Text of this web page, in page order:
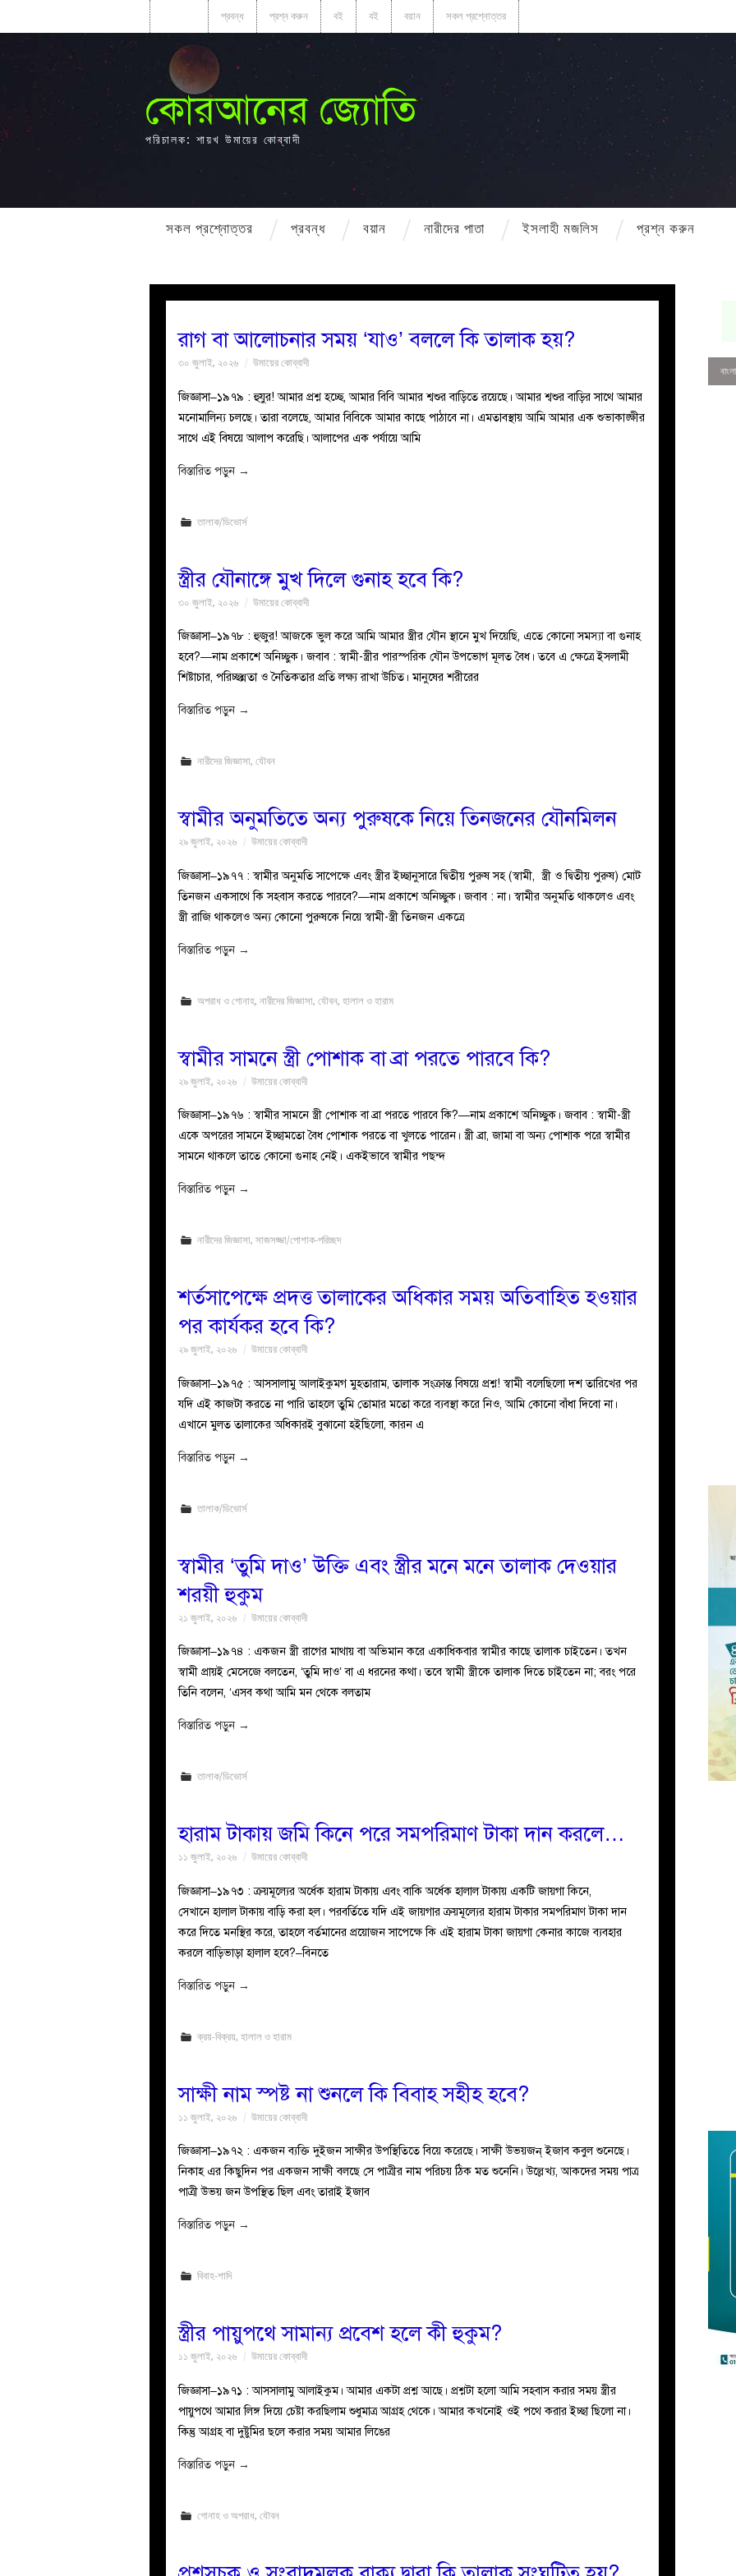
প্রবন্ধ প্রশ্ন করুন বই বই বয়ান সকল প্রশ্নোত্তর
কোরআনের জ্যোতি
পরিচালক: শায়খ উমায়ের কোব্বাদী
সকল প্রশ্নোত্তর প্রবন্ধ বয়ান নারীদের পাতা ইসলাহী মজলিস প্রশ্ন করুন
রাগ বা আলোচনার সময় ‘যাও’ বললে কি তালাক হয়?
৩০ জুলাই, ২০২৬ উমায়ের কোব্বাদী
জিজ্ঞাসা–১৯৭৯ : হুযুর! আমার প্রশ্ন হচ্ছে, আমার বিবি আমার শ্বশুর বাড়িতে রয়েছে। আমার শ্বশুর বাড়ির সাথে আমার
মনোমালিন্য চলছে। তারা বলেছে, আমার বিবিকে আমার কাছে পাঠাবে না। এমতাবস্থায় আমি আমার এক শুভাকাঙ্ক্ষীর
সাথে এই বিষয়ে আলাপ করেছি। আলাপের এক পর্যায়ে আমি
বিস্তারিত পড়ুন →
তালাক/ডিভোর্স
স্ত্রীর যৌনাঙ্গে মুখ দিলে গুনাহ হবে কি?
৩০ জুলাই, ২০২৬ উমায়ের কোব্বাদী
জিজ্ঞাসা–১৯৭৮ : হুজুর! আজকে ভুল করে আমি আমার স্ত্রীর যৌন স্থানে মুখ দিয়েছি, এতে কোনো সমস্যা বা গুনাহ
হবে?—নাম প্রকাশে অনিচ্ছুক। ‎‎জবাব : স্বামী-স্ত্রীর পারস্পরিক যৌন উপভোগ মূলত বৈধ। তবে এ ক্ষেত্রে ইসলামী
শিষ্টাচার, পরিচ্ছন্নতা ও নৈতিকতার প্রতি লক্ষ্য রাখা উচিত। মানুষের শরীরের
বিস্তারিত পড়ুন →
নারীদের জিজ্ঞাসা,যৌবন
স্বামীর অনুমতিতে অন্য পুরুষকে নিয়ে তিনজনের যৌনমিলন
২৯ জুলাই, ২০২৬ উমায়ের কোব্বাদী
জিজ্ঞাসা–১৯৭৭ : স্বামীর অনুমতি সাপেক্ষে এবং স্ত্রীর ইচ্ছানুসারে দ্বিতীয় পুরুষ সহ (স্বামী, স্ত্রী ও দ্বিতীয় পুরুষ) মোট
তিনজন একসাথে কি সহবাস করতে পারবে?—নাম প্রকাশে অনিচ্ছুক। ‎‎জবাব : না। স্বামীর অনুমতি থাকলেও এবং
স্ত্রী রাজি থাকলেও অন্য কোনো পুরুষকে নিয়ে স্বামী-স্ত্রী তিনজন একত্রে
বিস্তারিত পড়ুন →
অপরাধ ও গোনাহ,নারীদের জিজ্ঞাসা,যৌবন,হালাল ও হারাম
স্বামীর সামনে স্ত্রী পোশাক বা ব্রা পরতে পারবে কি?
২৯ জুলাই, ২০২৬ উমায়ের কোব্বাদী
জিজ্ঞাসা–১৯৭৬ : স্বামীর সামনে স্ত্রী পোশাক বা ব্রা পরতে পারবে কি?—নাম প্রকাশে অনিচ্ছুক। ‎‎জবাব : স্বামী-স্ত্রী
একে অপরের সামনে ইচ্ছামতো বৈধ পোশাক পরতে বা খুলতে পারেন। স্ত্রী ব্রা, জামা বা অন্য পোশাক পরে স্বামীর
সামনে থাকলে তাতে কোনো গুনাহ নেই। একইভাবে স্বামীর পছন্দ
বিস্তারিত পড়ুন →
নারীদের জিজ্ঞাসা,সাজসজ্জা/পোশাক-পরিচ্ছদ
শর্তসাপেক্ষে প্রদত্ত তালাকের অধিকার সময় অতিবাহিত হওয়ার
পর কার্যকর হবে কি?
২৯ জুলাই, ২০২৬ উমায়ের কোব্বাদী
জিজ্ঞাসা–১৯৭৫ : আসসালামু আলাইকুমগ মুহতারাম, তালাক সংক্রান্ত বিষয়ে প্রশ্ন! স্বামী বলেছিলো দশ তারিখের পর
যদি এই কাজটা করতে না পারি তাহলে তুমি তোমার মতো করে ব্যবস্থা করে নিও, আমি কোনো বাঁধা দিবো না।
এখানে মুলত তালাকের অধিকারই বুঝানো হইছিলো, কারন এ
বিস্তারিত পড়ুন →
তালাক/ডিভোর্স
স্বামীর ‘তুমি দাও’ উক্তি এবং স্ত্রীর মনে মনে তালাক দেওয়ার
শরয়ী হুকুম
২১ জুলাই, ২০২৬ উমায়ের কোব্বাদী
জিজ্ঞাসা–১৯৭৪ : একজন স্ত্রী রাগের মাথায় বা অভিমান করে একাধিকবার স্বামীর কাছে তালাক চাইতেন। তখন
স্বামী প্রায়ই মেসেজে বলতেন, ‘তুমি দাও’ বা এ ধরনের কথা। তবে স্বামী স্ত্রীকে তালাক দিতে চাইতেন না; বরং পরে
তিনি বলেন, ‘এসব কথা আমি মন থেকে বলতাম
বিস্তারিত পড়ুন →
তালাক/ডিভোর্স
হারাম টাকায় জমি কিনে পরে সমপরিমাণ টাকা দান করলে…
১১ জুলাই, ২০২৬ উমায়ের কোব্বাদী
জিজ্ঞাসা–১৯৭৩ : ক্রয়মূল্যের অর্ধেক হারাম টাকায় এবং বাকি অর্ধেক হালাল টাকায় একটি জায়গা কিনে,
সেখানে হালাল টাকায় বাড়ি করা হল। পরবর্তিতে যদি এই জায়গার ক্রয়মূল্যের হারাম টাকার সমপরিমাণ টাকা দান
করে দিতে মনস্থির করে, তাহলে বর্তমানের প্রয়োজন সাপেক্ষে কি এই হারাম টাকা জায়গা কেনার কাজে ব্যবহার
করলে বাড়িভাড়া হালাল হবে?–বিনতে
বিস্তারিত পড়ুন →
ক্রয়-বিক্রয়,হালাল ও হারাম
সাক্ষী নাম স্পষ্ট না শুনলে কি বিবাহ সহীহ হবে?
১১ জুলাই, ২০২৬ উমায়ের কোব্বাদী
জিজ্ঞাসা–১৯৭২ : একজন ব্যক্তি দুইজন সাক্ষীর উপস্থিতিতে বিয়ে করেছে। সাক্ষী উভয়জন্ ইজাব কবুল শুনেছে।
নিকাহ এর কিছুদিন পর একজন সাক্ষী বলছে সে পাত্রীর নাম পরিচয় ঠিক মত শুনেনি। উল্লেখ্য, আকদের সময় পাত্র
পাত্রী উভয় জন উপস্থিত ছিল এবং তারাই ইজাব
বিস্তারিত পড়ুন →
বিবাহ-শাদি
স্ত্রীর পায়ুপথে সামান্য প্রবেশ হলে কী হুকুম?
১১ জুলাই, ২০২৬ উমায়ের কোব্বাদী
জিজ্ঞাসা–১৯৭১ : আসসালামু আলাইকুম। আমার একটা প্রশ্ন আছে। প্রশ্নটা হলো আমি সহবাস করার সময় স্ত্রীর
পায়ুপথে আমার লিঙ্গ দিয়ে চেষ্টা করছিলাম শুধুমাত্র আগ্রহ থেকে। আমার কখনোই ওই পথে করার ইচ্ছা ছিলো না।
কিন্তু আগ্রহ বা দুষ্টুমির ছলে করার সময় আমার লিঙের
বিস্তারিত পড়ুন →
গোনাহ ও অপরাধ,যৌবন